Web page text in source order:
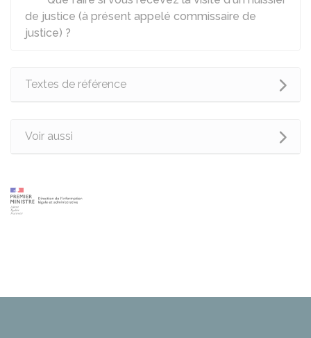
de justice (à présent appelé commissaire de
justice) ?
Textes de référence
Voir aussi